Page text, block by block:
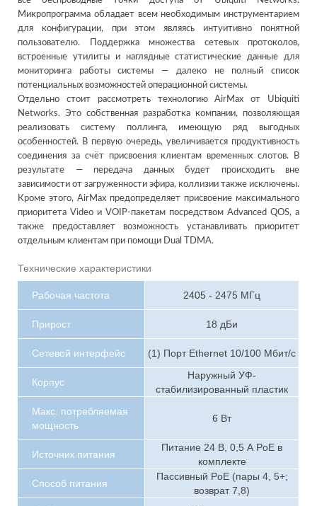
Микропрограмма обладает всем необходимым инструментарием
для конфигурации, при этом являясь интуитивно понятной
пользователю. Поддержка множества сетевых протоколов,
встроенные утилиты и наглядные статистические данные для
мониторинга работы системы — далеко не полный список
потенциальных возможностей операционной системы.
Отдельно стоит рассмотреть технологию AirMax от Ubiquiti
Networks. Это собственная разработка компании, позволяющая
реализовать систему поллинга, имеющую ряд выгодных
особенностей. В первую очередь, увеличивается продуктивность
соединения за счёт присвоения клиентам временных слотов. В
результате — передача данных будет происходить вне
зависимости от загруженности эфира, коллизии также исключены.
Кроме этого, AirMax предопределяет присвоение максимального
приоритета Video и VOIP-пакетам посредством Advanced QOS, а
также предоставляет возможность устанавливать приоритет
отдельным клиентам при помощи Dual TDMA.
Технические характеристики
Рабочая частота 2405 - 2475 МГц
Прирост 18 дБи
Сетевой интерфейс (1) Порт Ethernet 10/100 Мбит/с
Корпус
Наружный УФ-
стабилизированный пластик
Макс. потребляемая
мощность
6 Вт
Источник питания
Питание 24 В, 0,5 А PoE в
комплекте
Способ питания
Пассивный PoE (пары 4, 5+;
возврат 7,8)